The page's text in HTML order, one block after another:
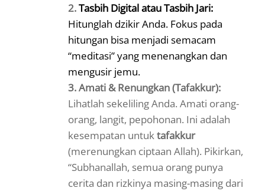
2.Tasbih Digital atau Tasbih Jari:
Hitunglah dzikir Anda. Fokus pada
hitungan bisa menjadi semacam
“meditasi” yang menenangkan dan
mengusir jemu.
3.Amati & Renungkan (Tafakkur):
Lihatlah sekeliling Anda. Amati orang-
orang, langit, pepohonan. Ini adalah
kesempatan untuktafakkur
(merenungkan ciptaan Allah). Pikirkan,
“Subhanallah, semua orang punya
cerita dan rizkinya masing-masing dari